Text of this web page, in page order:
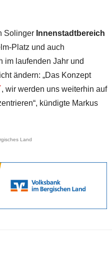
Solinger Innenstadtbereich
Platz und auch
im laufenden Jahr und
ändern: „Das Konzept
, wir werden uns weiterhin auf
kündigte Markus
Land